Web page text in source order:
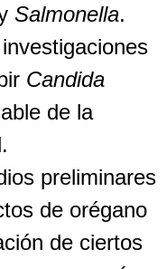
Salmonella.
Candida
de la
preliminares
de orégano
de ciertos